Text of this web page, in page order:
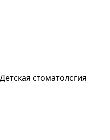
Детская стоматология